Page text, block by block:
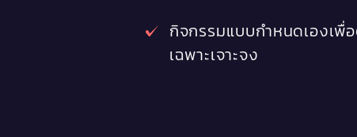
กิจกรรมแบบกำหนดเองเ
เฉพาะเจาะจง